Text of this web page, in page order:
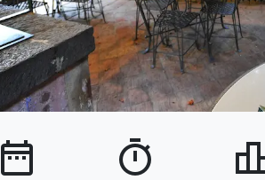
date_range timer